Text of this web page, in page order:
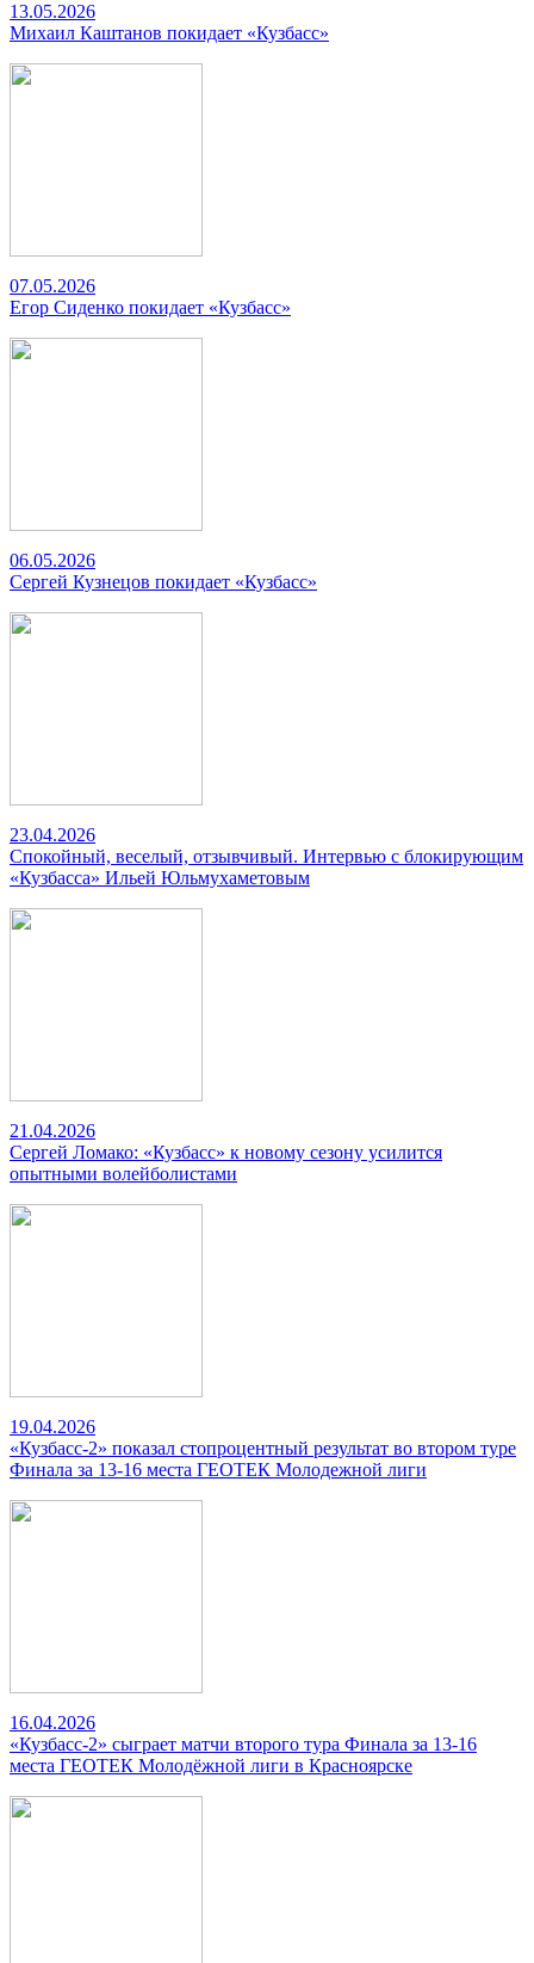
13.05.2026
Михаил Каштанов покидает «Кузбасс»
07.05.2026
Егор Сиденко покидает «Кузбасс»
06.05.2026
Сергей Кузнецов покидает «Кузбасс»
23.04.2026
Спокойный, веселый, отзывчивый. Интервью с блокирующим
«Кузбасса» Ильей Юльмухаметовым
21.04.2026
Сергей Ломако: «Кузбасс» к новому сезону усилится
опытными волейболистами
19.04.2026
«Кузбасс-2» показал стопроцентный результат во втором туре
Финала за 13-16 места ГЕОТЕК Молодежной лиги
16.04.2026
«Кузбасс-2» сыграет матчи второго тура Финала за 13-16
места ГЕОТЕК Молодёжной лиги в Красноярске